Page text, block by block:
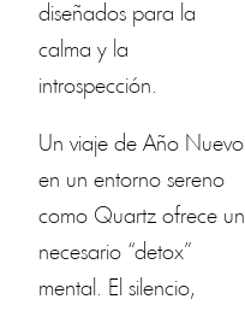
diseñados para la
calma y la
introspección.
Un viaje de Año Nuevo
en un entorno sereno
como Quartz ofrece un
necesario “detox”
mental. El silencio,